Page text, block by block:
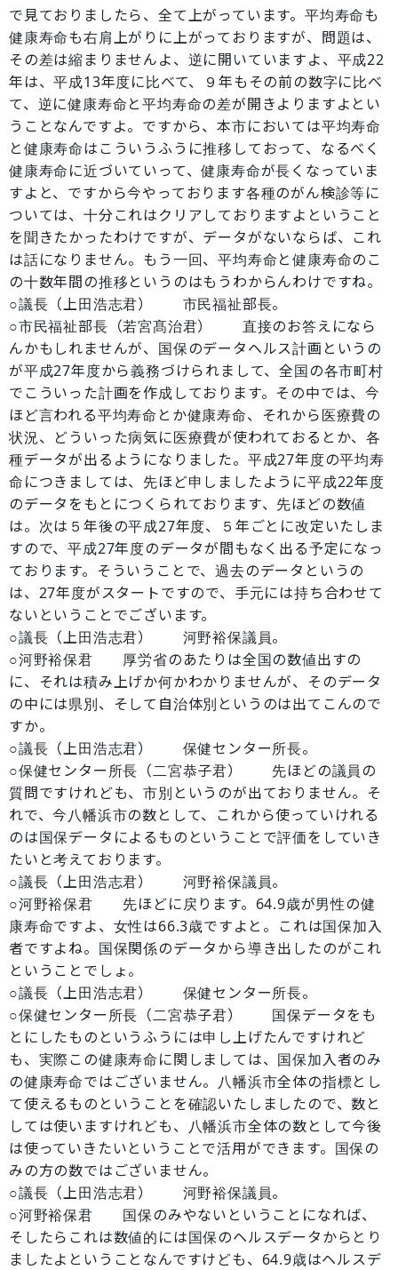
で見ておりましたら、全て上がっています。平均寿命も
健康寿命も右肩上がりに上がっておりますが、問題は、
その差は縮まりませんよ、逆に開いていますよ、平成22
年は、平成13年度に比べて、９年もその前の数字に比べ
て、逆に健康寿命と平均寿命の差が開きよりますよとい
うことなんですよ。ですから、本市においては平均寿命
と健康寿命はこういうふうに推移しておって、なるべく
健康寿命に近づいていって、健康寿命が長くなっていま
すよと、ですから今やっております各種のがん検診等に
ついては、十分これはクリアしておりますよということ
を聞きたかったわけですが、データがないならば、これ
は話になりません。もう一回、平均寿命と健康寿命のこ
の十数年間の推移というのはもうわからんわけですね。
○議長（上田浩志君） 市民福祉部長。
○市民福祉部長（若宮髙治君） 直接のお答えになら
んかもしれませんが、国保のデータヘルス計画というの
が平成27年度から義務づけられまして、全国の各市町村
でこういった計画を作成しております。その中では、今
ほど言われる平均寿命とか健康寿命、それから医療費の
状況、どういった病気に医療費が使われておるとか、各
種データが出るようになりました。平成27年度の平均寿
命につきましては、先ほど申しましたように平成22年度
のデータをもとにつくられております、先ほどの数値
は。次は５年後の平成27年度、５年ごとに改定いたしま
すので、平成27年度のデータが間もなく出る予定になっ
ております。そういうことで、過去のデータというの
は、27年度がスタートですので、手元には持ち合わせて
ないということでございます。
○議長（上田浩志君） 河野裕保議員。
○河野裕保君 厚労省のあたりは全国の数値出すの
に、それは積み上げか何かわかりませんが、そのデータ
の中には県別、そして自治体別というのは出てこんので
すか。
○議長（上田浩志君） 保健センター所長。
○保健センター所長（二宮恭子君） 先ほどの議員の
質問ですけれども、市別というのが出ておりません。そ
れで、今八幡浜市の数として、これから使っていけれる
のは国保データによるものということで評価をしていき
たいと考えております。
○議長（上田浩志君） 河野裕保議員。
○河野裕保君 先ほどに戻ります。64.9歳が男性の健
康寿命ですよ、女性は66.3歳ですよと。これは国保加入
者ですよね。国保関係のデータから導き出したのがこれ
ということでしょ。
○議長（上田浩志君） 保健センター所長。
○保健センター所長（二宮恭子君） 国保データをも
とにしたものというふうには申し上げたんですけれど
も、実際この健康寿命に関しましては、国保加入者のみ
の健康寿命ではございません。八幡浜市全体の指標とし
て使えるものということを確認いたしましたので、数と
しては使いますけれども、八幡浜市全体の数として今後
は使っていきたいということで活用ができます。国保の
みの方の数ではございません。
○議長（上田浩志君） 河野裕保議員。
○河野裕保君 国保のみやないということになれば、
そしたらこれは数値的には国保のヘルスデータからとり
ましたよということなんですけども、64.9歳はヘルスデ